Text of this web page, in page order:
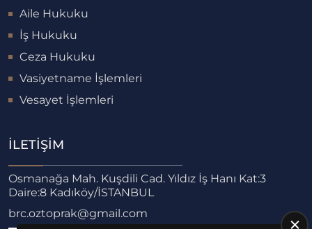
Aile Hukuku
İş Hukuku
Ceza Hukuku
Vasiyetname İşlemleri
Vesayet İşlemleri
İLETIŞIM
Osmanağa Mah. Kuşdili Cad. Yıldız İş Hanı Kat:3
Daire:8 Kadıköy/İSTANBUL
brc.oztoprak@gmail.com